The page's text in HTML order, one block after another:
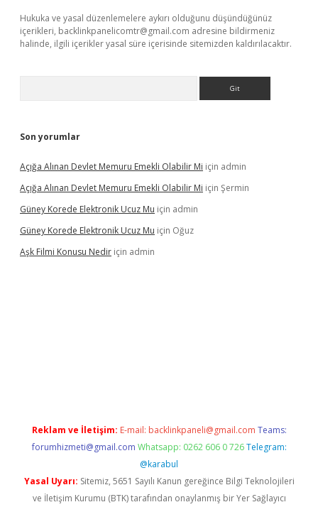
Hukuka ve yasal düzenlemelere aykırı olduğunu düşündüğünüz
içerikleri, backlinkpanelicomtr@gmail.com adresine bildirmeniz
halinde, ilgili içerikler yasal süre içerisinde sitemizden kaldırılacaktır.
Son yorumlar
Açığa Alınan Devlet Memuru Emekli Olabilir Mi için admin
Açığa Alınan Devlet Memuru Emekli Olabilir Mi için Şermin
Güney Korede Elektronik Ucuz Mu için admin
Güney Korede Elektronik Ucuz Mu için Oğuz
Aşk Filmi Konusu Nedir için admin
Reklam ve İletişim: E-mail: backlinkpaneli@gmail.com Teams:
forumhizmeti@gmail.com Whatsapp: 0262 606 0 726 Telegram:
@karabul
Yasal Uyarı: Sitemiz, 5651 Sayılı Kanun gereğince Bilgi Teknolojileri
ve İletişim Kurumu (BTK) tarafından onaylanmış bir Yer Sağlayıcı